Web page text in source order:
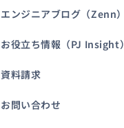
エンジニアブログ（Zenn）
お役立ち情報（PJ Insight）
資料請求
お問い合わせ